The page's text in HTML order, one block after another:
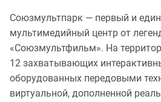
Союзмультпарк — первый и
мультимедийный центр от
«Союзмультфильм». На
12 захватывающих
оборудованных передовыми
виртуальной, дополненной